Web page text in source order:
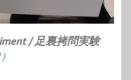
/ 足裏拷問実験
）